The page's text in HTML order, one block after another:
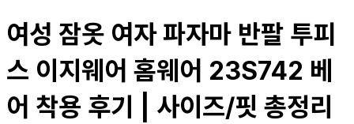
여성 잠옷 여자 파자마 반팔 투피
스 이지웨어 홈웨어 23S742 베
어 착용 후기 | 사이즈/핏 총정리